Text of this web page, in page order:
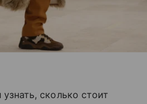
сколько стоит